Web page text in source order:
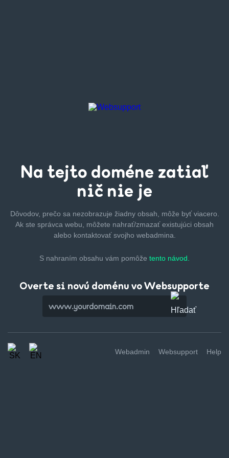
Na tejto doméne zatiaľ
nič nie je
Dôvodov, prečo sa nezobrazuje žiadny obsah, môže byťviacero.
Ak ste správca webu, môžete nahrať/zmazaťexistujúci obsah
alebo kontaktovať svojho webadmina.
S nahraním obsahu vám pomôže tento návod.
Overte si novú doménu vo Websupporte
Webadmin Websupport Help